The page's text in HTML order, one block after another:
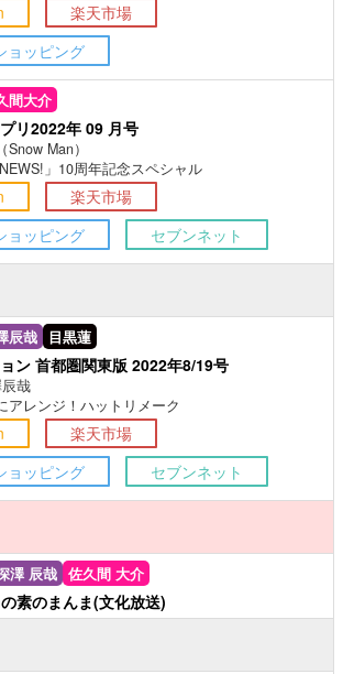
楽天市場
ョッピング
間大介
リ2022年 09 月号
Man）
NEWS!」10周年記念スペシャル
楽天市場
ョッピング
セブンネット
辰哉 目黒蓮
ン 首都圏関東版 2022年8/19号
哉
アレンジ！ハットリメーク
楽天市場
ョッピング
セブンネット
澤 辰哉 佐久間 大介
素のまんま(文化放送)